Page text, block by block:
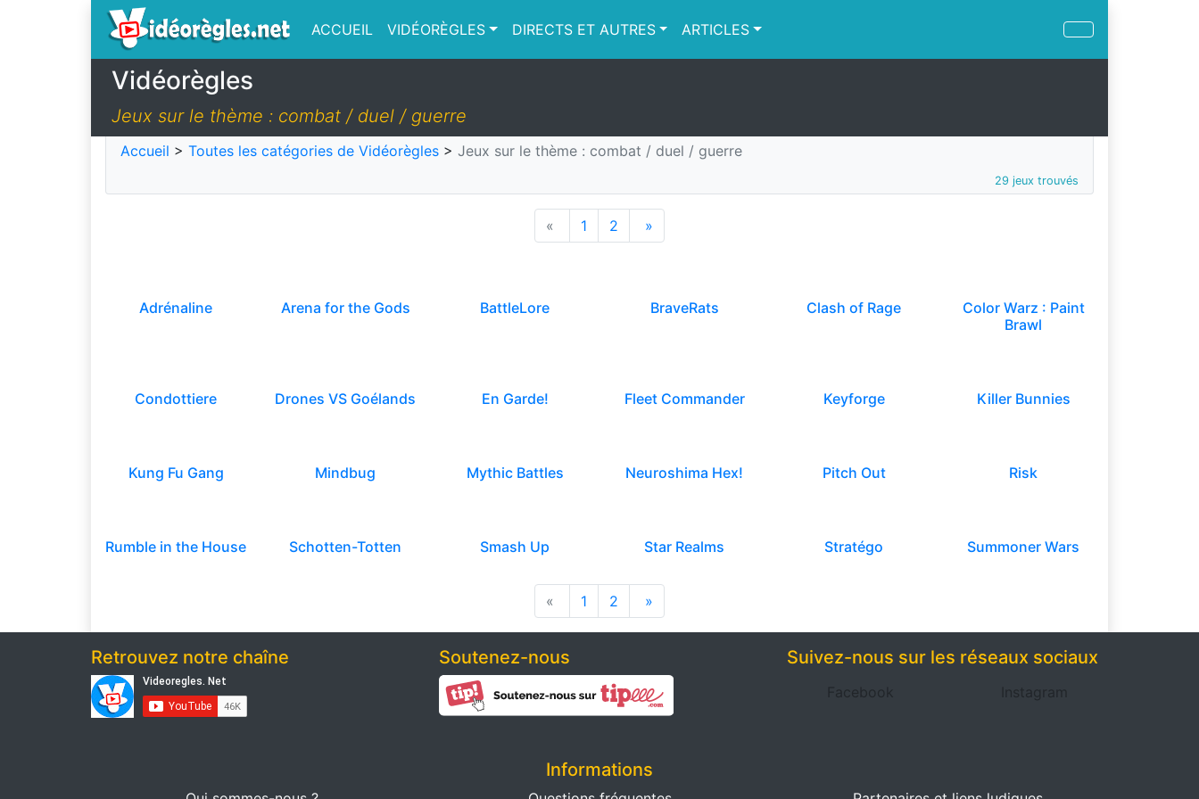
ACCUEIL VIDÉORÈGLES DIRECTS ET AUTRES ARTICLES
Vidéorègles
Jeux sur le thème : combat / duel / guerre
Accueil > Toutes les catégories de Vidéorègles > Jeux sur le thème : combat / duel / guerre
29 jeux trouvés
« 1 2 »
Adrénaline Arena for the Gods BattleLore BraveRats Clash of Rage
Color Warz : Paint
Brawl
Condottiere Drones VS Goélands En Garde! Fleet Commander Keyforge Killer Bunnies
Kung Fu Gang Mindbug Mythic Battles Neuroshima Hex! Pitch Out Risk
Rumble in the House Schotten-Totten Smash Up Star Realms Stratégo Summoner Wars
« 1 2 »
Retrouvez notre chaîne Soutenez-nous Suivez-nous sur les réseaux sociaux
Facebook Instagram
Informations